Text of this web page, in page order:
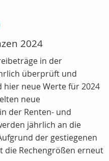
2024
in der
überprüft und
hier neue Werte für 2024
neue
der Renten- und
jährlich an die
der gestiegenen
die Rechengrößen erneut